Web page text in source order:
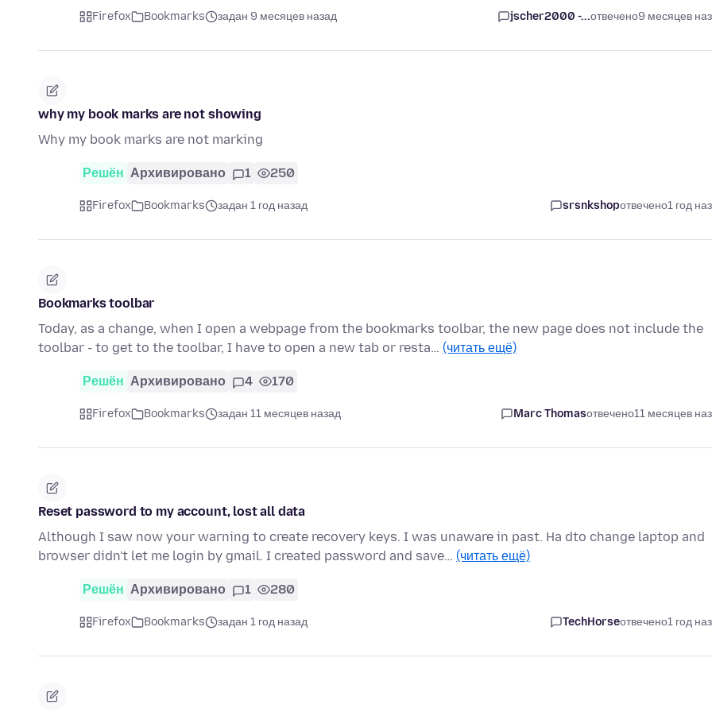
Firefox Bookmarks задан 9 месяцев назад jscher2000 -...отвечено9 месяцев
why my book marks are not showing
Why my book marks are not marking
Решён Архивировано 1 250
Firefox Bookmarks задан 1 год назад srsnkshopотвечено1 год
Bookmarks toolbar
Today, as a change, when I open a webpage from the bookmarks toolbar, the new page does not include the
toolbar - to get to the toolbar, I have to open a new tab or resta… (читать ещё)
Решён Архивировано 4 170
Firefox Bookmarks задан 11 месяцев назад Marc Thomasотвечено11 месяцев
Reset password to my account, lost all data
Although I saw now your warning to create recovery keys. I was unaware in past. Ha dto change laptop and
browser didn't let me login by gmail. I created password and save… (читать ещё)
Решён Архивировано 1 280
Firefox Bookmarks задан 1 год назад TechHorseотвечено1 год